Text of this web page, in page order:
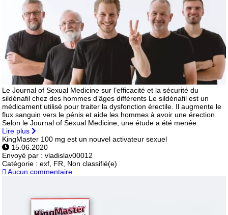
Le Journal of Sexual Medicine sur l’efficacité et la sécurité du
sildénafil chez des hommes d’âges différents Le sildénafil est un
médicament utilisé pour traiter la dysfonction érectile. Il augmente le
flux sanguin vers le pénis et aide les hommes à avoir une érection.
Selon le Journal of Sexual Medicine, une étude a été menée
Lire plus
KingMaster 100 mg est un nouvel activateur sexuel
15.06.2020
Envoyé par :vladislav00012
Catégorie :exf, FR, Non classifié(e)
Aucun commentaire